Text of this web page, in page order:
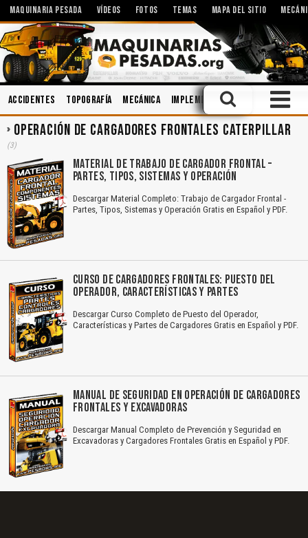
MAQUINARIA PESADA VÍDEOS FOTOS TEMAS MAPA DEL SITIO
Accidentes Topografía Mecánica Implementos
OPERACIÓN DE CARGADORES FRONTALES CATERPILLAR
(3)
MATERIAL DE TRABAJO DE CARGADOR FRONTAL –
PARTES, TIPOS, SISTEMAS Y OPERACIÓN
Descargar Material Completo: Trabajo de Cargador Frontal -
Partes, Tipos, Sistemas y Operación Gratis en Español y PDF.
CURSO DE CARGADORES FRONTALES: PUESTO DEL
OPERADOR, CARACTERÍSTICAS Y PARTES
Descargar Curso Completo de Puesto del Operador,
Características y Partes de Cargadores Gratis en Español y PDF.
MANUAL DE SEGURIDAD EN OPERACIÓN DE CARGADORES
FRONTALES Y EXCAVADORAS
Descargar Manual Completo de Prevención y Seguridad en
Excavadoras y Cargadores Frontales Gratis en Español y PDF.